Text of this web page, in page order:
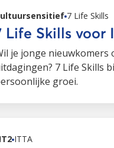
7 Life Skills
Life Skills voor
je jonge nieuwkomers
7 Life Skills
groei.
ITTA